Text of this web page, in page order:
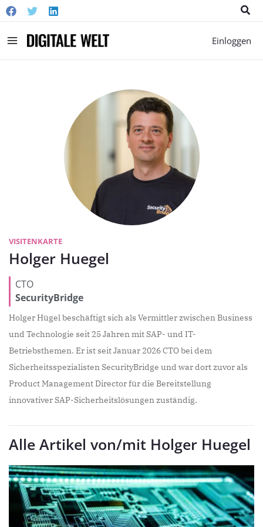
Main
Einloggen
VISITENKARTE
Holger Huegel
CTO
SecurityBridge
Holger Hügel beschäftigt sich als Vermittler zwischen Business
und Technologie seit 25 Jahren mit SAP- und IT-
Betriebsthemen. Er ist seit Januar 2026 CTO bei dem
Sicherheitsspezialisten SecurityBridge und war dort zuvor als
Product Management Director für die Bereitstellung
innovativer SAP-Sicherheitslösungen zuständig.
Alle Artikel von/mit Holger Huegel